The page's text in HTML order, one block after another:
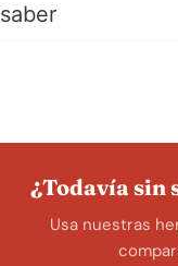
saber
¿Todavía sin
Usa nuestras